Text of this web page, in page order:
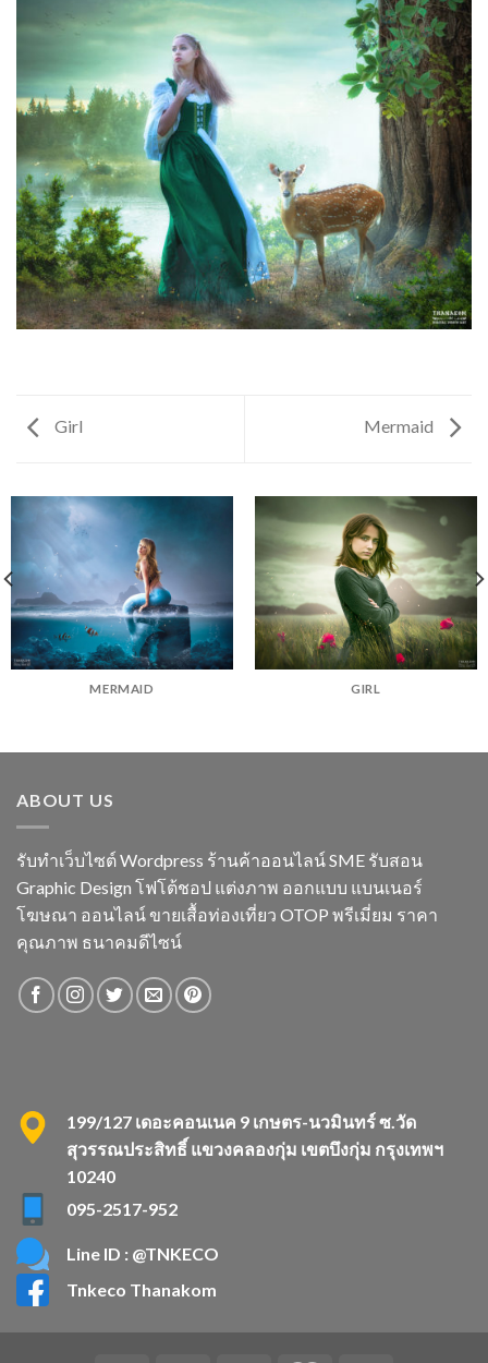
Girl Mermaid
MERMAID GIRL
ABOUT US
รับทำเว็บไซต์ Wordpress ร้านค้าออนไลน์ SME รับสอน
Graphic Design โฟโต้ชอป แต่งภาพ ออกแบบ แบนเนอร์
โฆษณา ออนไลน์ ขายเสื้อท่องเที่ยว OTOP พรีเมี่ยม ราคา
คุณภาพ ธนาคมดีไซน์
199/127 เดอะคอนเนค 9 เกษตร-นวมินทร์ ซ.วัด
สุวรรณประสิทธิ์ แขวงคลองกุ่ม เขตบึงกุ่ม กรุงเทพฯ
10240
095-2517-952
Line ID : @TNKECO
Tnkeco Thanakom